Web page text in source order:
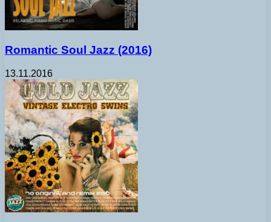
Romantic Soul Jazz (2016)
13.11.2016